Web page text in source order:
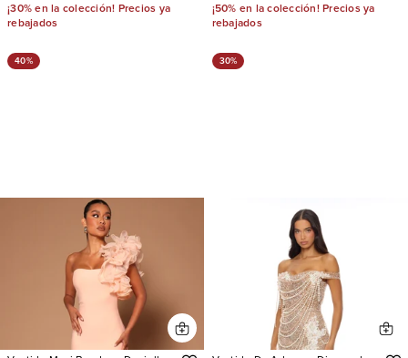
¡30% en la colección! Precios ya
rebajados
¡50% en la colección! Precios ya
rebajados
40% 30%